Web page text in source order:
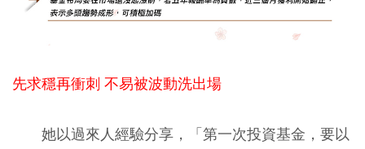
先求穩再衝刺 不易被波動洗出場
她以過來人經驗分享，「第一次投資基金，要以